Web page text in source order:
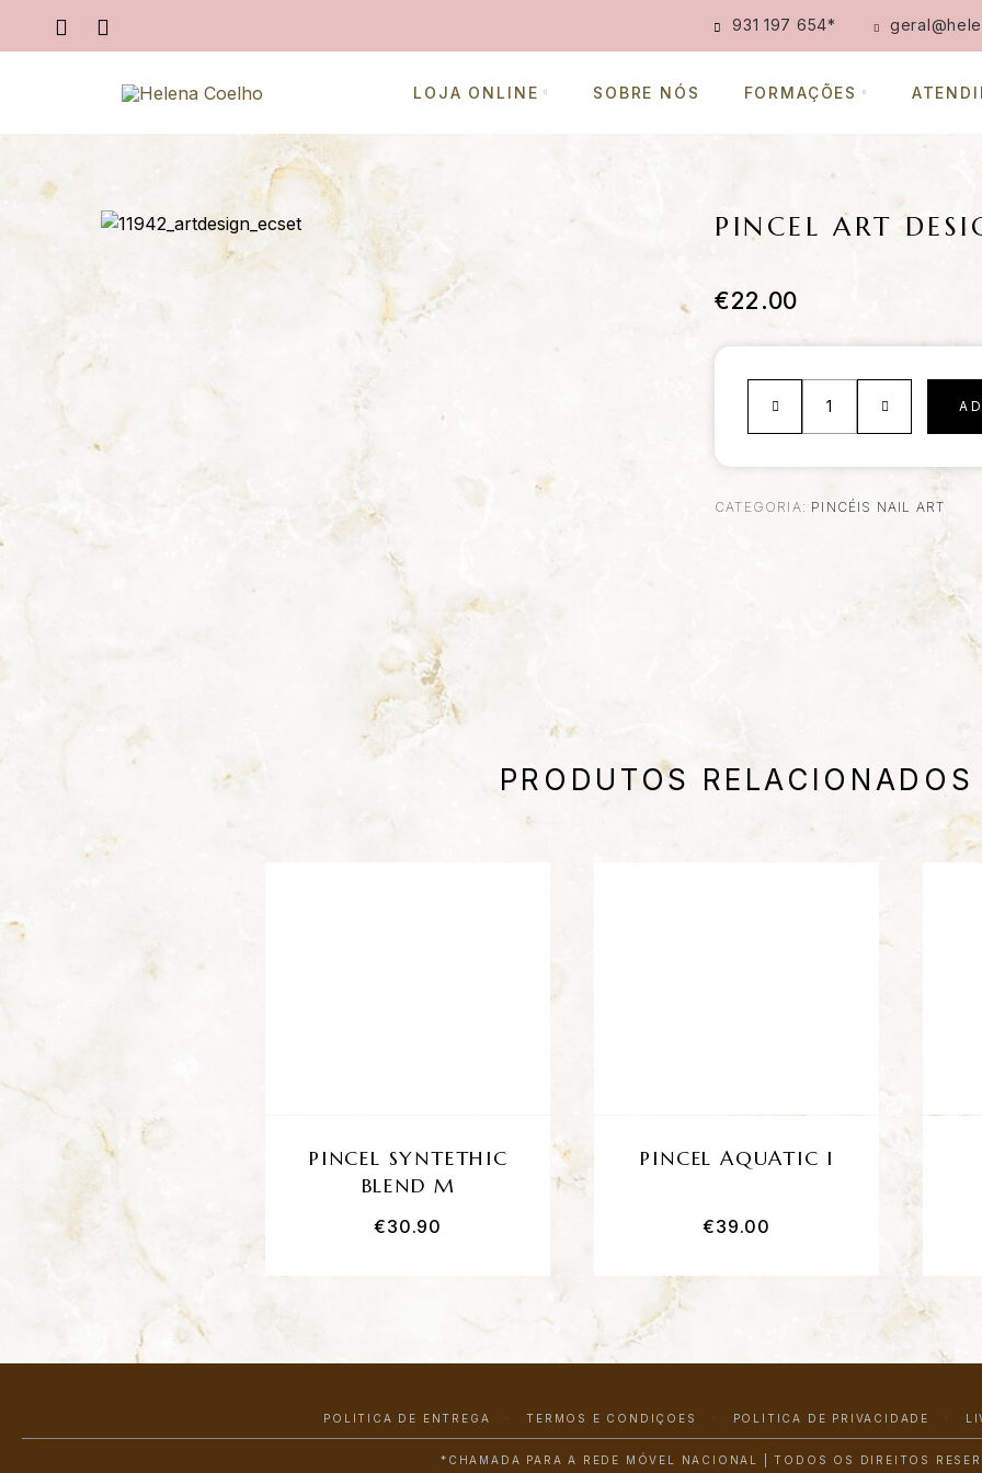
931 197 654*
LOJA ONLINE SOBRE NÓS FORMAÇÕES
PINCEL ART
€22.00
CATEGORIA: PINCÉIS NAIL ART
PRODUTOS RELACIONADOS
PINCEL SYNTETHIC
BLEND M
€30.90
PINCEL AQUATIC I
€39.00
POLÍTICA DE ENTREGA TERMOS E CONDIÇÕES POLÍTICA DE PRIVACIDADE
*CHAMADA PARA A REDE MÓVEL NACIONAL | TODOS OS DIREITOS